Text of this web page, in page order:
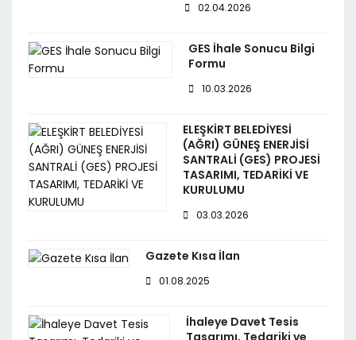
02.04.2026
GES İhale Sonucu Bilgi
Formu
10.03.2026
ELEŞKİRT BELEDİYESİ
(AĞRI) GÜNEŞ ENERJİSİ
SANTRALİ (GES) PROJESİ
TASARIMI, TEDARİKİ VE
KURULUMU
03.03.2026
Gazete Kısa İlan
01.08.2025
İhaleye Davet Tesis